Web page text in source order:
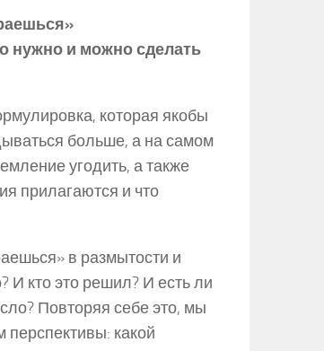
нужно и можно сделать
которая якобы
больше, а на самом
угодить, а также
прилагаются и что
в размытости и
И кто это решил? И есть ли
Повторяя себе это, мы
какой